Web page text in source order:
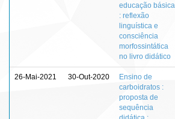
educação básica
: reflexão
linguística e
consciência
morfossintática
no livro didático
26-Mai-2021 30-Out-2020
Ensino de
carboidratos :
proposta de
sequência